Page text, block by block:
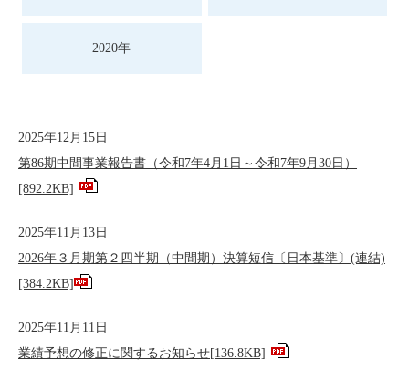
2020年
2025年12月15日
第86期中間事業報告書（令和7年4月1日～令和7年9月30日）
[892.2KB]
2025年11月13日
2026年３月期第２四半期（中間期）決算短信〔日本基準〕(連結)
[384.2KB]
2025年11月11日
業績予想の修正に関するお知らせ[136.8KB]